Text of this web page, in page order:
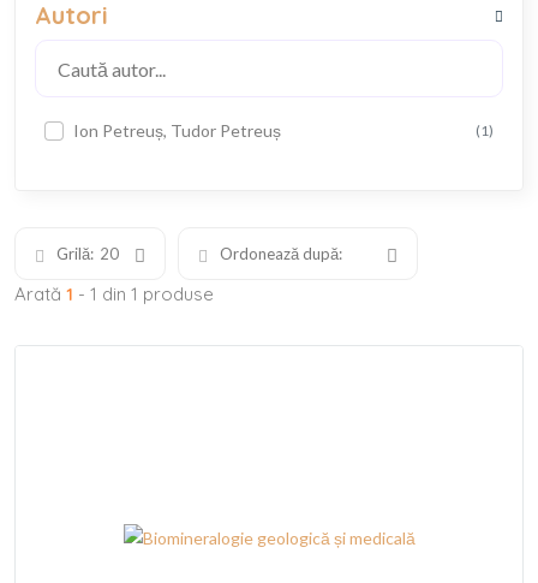
Autori
Ion Petreuș, Tudor Petreuș (1)
Grilă: 20 Ordonează după:
Arată 1 - 1 din 1 produse